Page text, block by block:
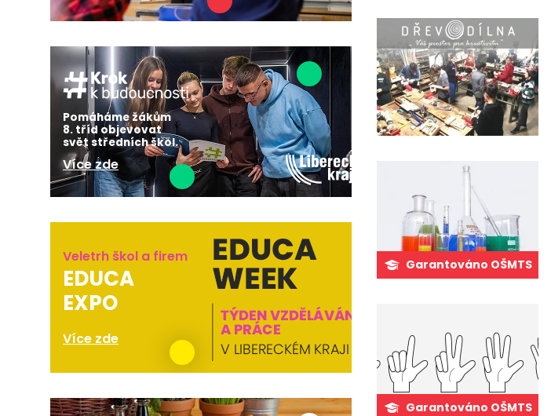
Garantováno OŠMTS
Garantováno OŠMTS
Pomáháme žákům
8. tříd objevovat
svět středních škol.
Více zde
Veletrh škol a firem
EDUCA
EXPO
Více zde